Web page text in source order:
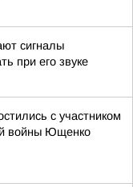
сигналы
при его звуке
с участником
войны Ющенко